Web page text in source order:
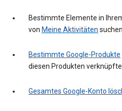
Bestimmte Elemente in
von Meine Aktivitäten
Bestimmte Google-Produkte
diesen Produkten
Gesamtes Google-Konto